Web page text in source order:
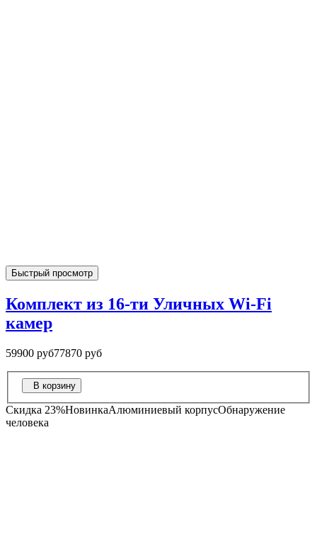
Быстрый просмотр
Комплект из 16-ти Уличных Wi-Fi
камер
59900 руб77870 руб
В корзину
Скидка 23%НовинкаАлюминиевый корпусОбнаружение
человека